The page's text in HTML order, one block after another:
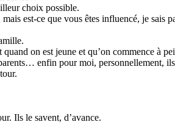
choix possible.
est-ce que vous êtes influencé, je
on est jeune et qu’on commence à
enfin pour moi, personnellement,
Ils le savent, d’avance.